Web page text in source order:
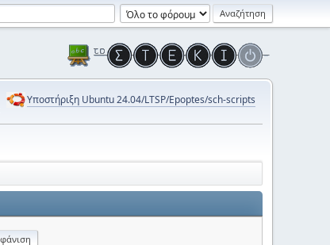
Υποστήριξη Ubuntu 24.04/LTSP/Epoptes/sch-scripts